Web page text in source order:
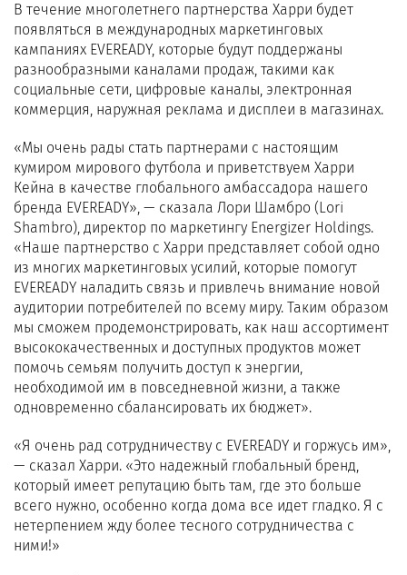
В течение многолетнего партнерства Харри будет
появляться в международных маркетинговых
кампаниях EVEREADY, которые будут поддержаны
разнообразными каналами продаж, такими как
социальные сети, цифровые каналы, электронная
коммерция, наружная реклама и дисплеи в магазинах.
«Мы очень рады стать партнерами с настоящим
кумиром мирового футбола и приветствуем Харри
Кейна в качестве глобального амбассадора нашего
бренда EVEREADY», — сказала Лори Шамбро (Lori
Shambro), директор по маркетингу Energizer Holdings.
«Наше партнерство с Харри представляет собой одно
из многих маркетинговых усилий, которые помогут
EVEREADY наладить связь и привлечь внимание новой
аудитории потребителей по всему миру. Таким образом
мы сможем продемонстрировать, как наш ассортимент
высококачественных и доступных продуктов может
помочь семьям получить доступ к энергии,
необходимой им в повседневной жизни, а также
одновременно сбалансировать их бюджет».
«Я очень рад сотрудничеству с EVEREADY и горжусь им»,
— сказал Харри. «Это надежный глобальный бренд,
который имеет репутацию быть там, где это больше
всего нужно, особенно когда дома все идет гладко. Я с
нетерпением жду более тесного сотрудничества с
ними!»